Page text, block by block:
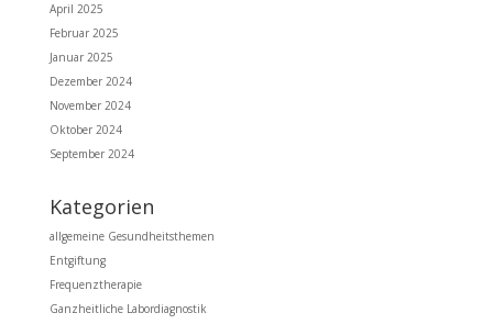
April 2025
Februar 2025
Januar 2025
Dezember 2024
November 2024
Oktober 2024
September 2024
Kategorien
allgemeine Gesundheitsthemen
Entgiftung
Frequenztherapie
Ganzheitliche Labordiagnostik